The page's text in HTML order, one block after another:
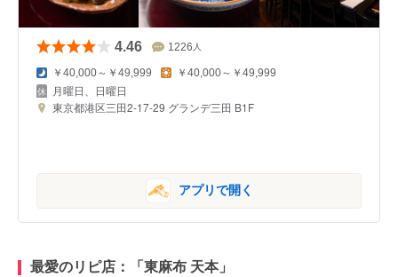
4.46 1226 人
￥40,000～￥49,999 ￥40,000～￥49,999
月曜日、日曜日
東京都港区三田2-17-29 グランデ三田 B1F
アプリで開く
最愛のリピ店：「東麻布 天本」